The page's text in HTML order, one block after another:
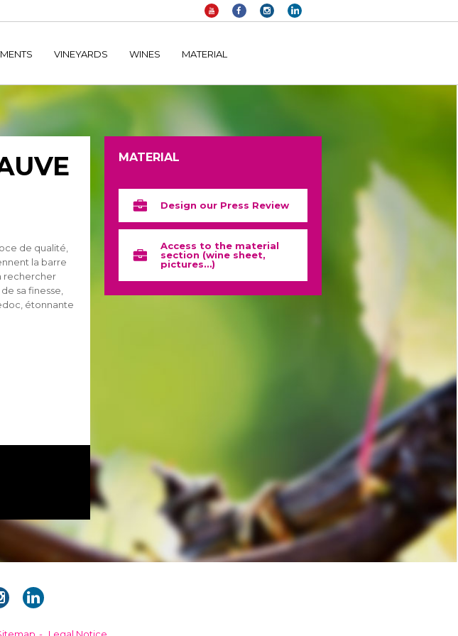
wp-content/plugins/duracelltomi-google-tag-manager/public/frontend.php
VINEYARDS WINES MATERIAL
de qualité,
la barre
rechercher
sa finesse,
étonnante
MATERIAL
Design our Press Review
Access to the material
section (wine sheet,
pictures…)